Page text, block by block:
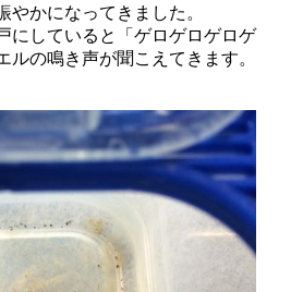
やかになってきました。
にしていると「ゲロゲロゲロゲ
ルの鳴き声が聞こえてきます。